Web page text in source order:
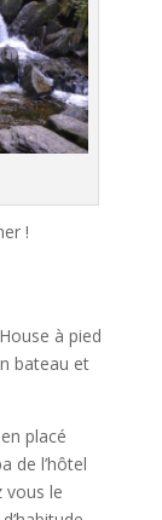
!
à pied
bateau et
placé
de l’hôtel
vous le